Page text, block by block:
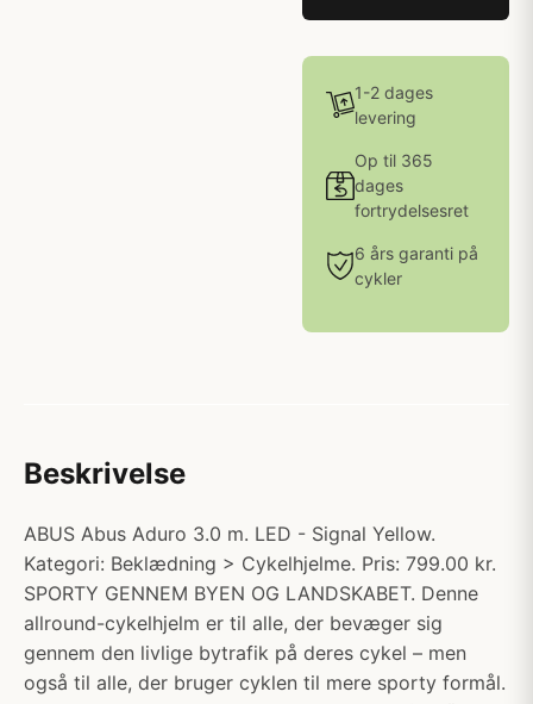
1-2 dages
levering
Op til 365
dages
fortrydelsesret
6 års garanti på
cykler
Beskrivelse
ABUS Abus Aduro 3.0 m. LED - Signal Yellow.
Kategori: Beklædning > Cykelhjelme. Pris: 799.00 kr.
SPORTY GENNEM BYEN OG LANDSKABET. Denne
allround-cykelhjelm er til alle, der bevæger sig
gennem den livlige bytrafik på deres cykel – men
også til alle, der bruger cyklen til mere sporty formål.